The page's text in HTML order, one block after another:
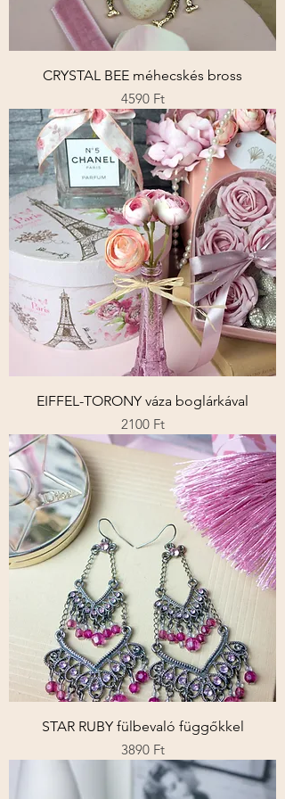
CRYSTAL BEE méhecskés bross
Ár
4590 Ft
EIFFEL-TORONY váza boglárkával
Ár
2100 Ft
STAR RUBY fülbevaló függőkkel
Ár
3890 Ft